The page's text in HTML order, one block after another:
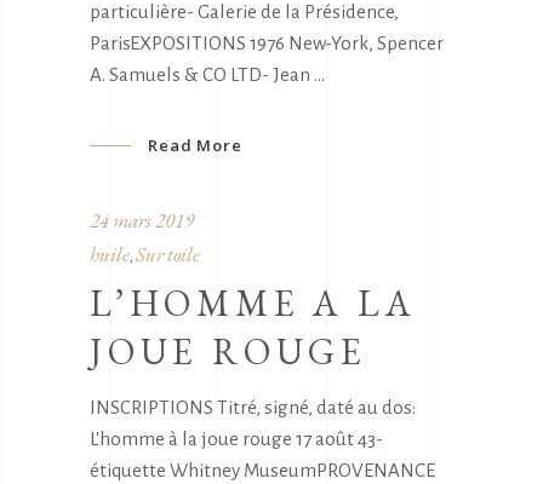
particulière- Galerie de la Présidence,
ParisEXPOSITIONS 1976 New-York, Spencer
A. Samuels & CO LTD- Jean
Read More
24 mars 2019
huile Sur toile
L’HOMME A LA
JOUE ROUGE
INSCRIPTIONS Titré, signé, daté au dos:
L'homme à la joue rouge 17 août 43-
étiquette Whitney MuseumPROVENANCE